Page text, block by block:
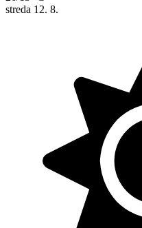
streda 12. 8.